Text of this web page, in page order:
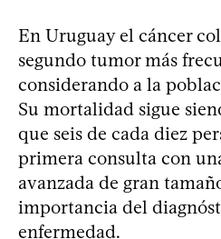
En Uruguay el cáncer
segundo tumor más
considerando a la
Su mortalidad sigue
que seis de cada diez
primera consulta con
avanzada de gran
importancia del
enfermedad.